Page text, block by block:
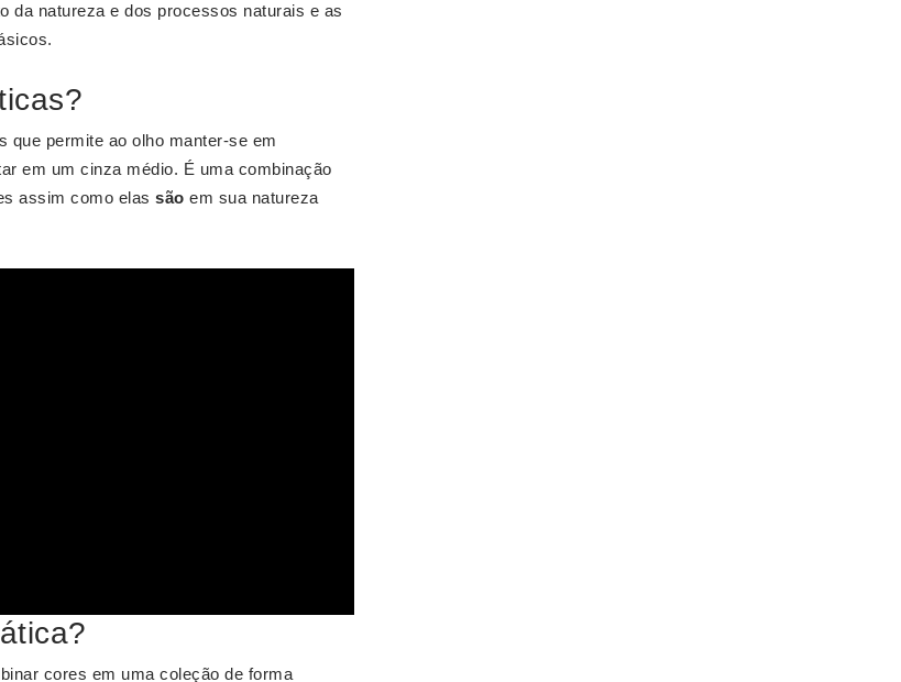
da natureza e dos processos naturais e as
permite ao olho manter-se em
em um cinza médio. É uma combinação
assim como elas são em sua natureza
cores em uma coleção de forma